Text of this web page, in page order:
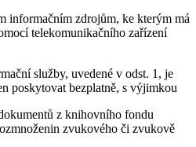
informačním zdrojům, ke kterým má
telekomunikačního zařízení
služby, uvedené v odst. 1, je
poskytovat bezplatně, s výjimkou
z knihovního fondu
zvukového či zvukově